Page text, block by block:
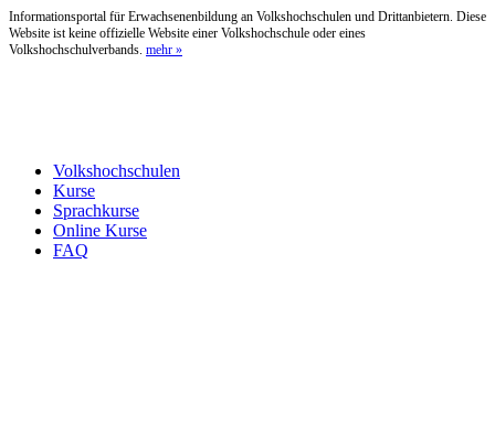
Informationsportal für Erwachsenenbildung an Volkshochschulen und Drittanbietern. Diese
Website ist keine offizielle Website einer Volkshochschule oder eines
Volkshochschulverbands. mehr »
Volkshochschulen
Kurse
Sprachkurse
Online Kurse
FAQ